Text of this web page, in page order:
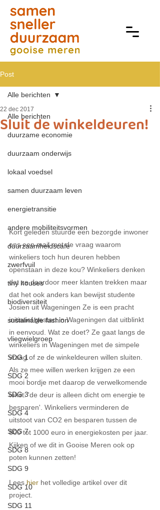
Post
Alle berichten
duurzame economie
duurzaam onderwijs
lokaal voedsel
samen duurzaam leven
energietransitie
andere mobiliteitsvormen
duurzaamheidscafe
zwerfvuil
tiny houses
biodiversiteit
sustainable fashion
vliegwielgroep
SDG 1
SDG 2
SDG 3
SDG 4
SDG 7
SDG 8
SDG 9
SDG 10
SDG 11
Alle berichten
Sluit de winkeldeuren!
22 dec 2017
Kort geleden stuurde een bezorgde inwoner
ons een mail met de vraag waarom
winkeliers toch hun deuren hebben
openstaan in deze kou? Winkeliers denken
dat ze daardoor meer klanten trekken maar
dat het ook anders kan bewijst studente
Josien uit Wageningen Ze is een pracht
initiatief gestart in Wageningen dat uitblinkt
in eenvoud. Wat ze doet? Ze gaat langs de
winkeliers in Wageningen met de simpele
vraag of ze de winkeldeuren willen sluiten.
Als ze mee willen werken krijgen ze een
mooi bordje met daarop de verwelkomende
tekst: 'de deur is alleen dicht om energie te
besparen'. Winkeliers verminderen de
uitstoot van CO2 en besparen tussen de
800 tot 1000 euro in energiekosten per jaar.
Kijken of we dit in Gooise Meren ook op
poten kunnen zetten!
Lees hier het volledige artikel over dit
project.